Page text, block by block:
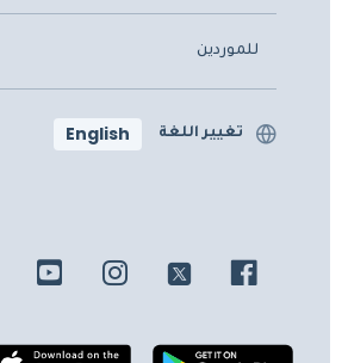
للموردين
تغيير اللغة English